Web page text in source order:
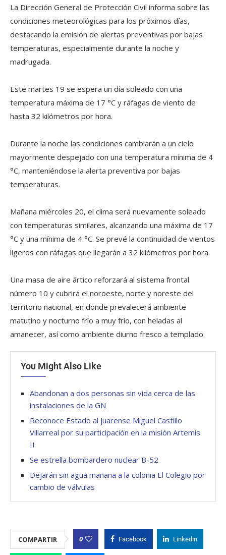
La Dirección General de Protección Civil informa sobre las
condiciones meteorológicas para los próximos días,
destacando la emisión de alertas preventivas por bajas
temperaturas, especialmente durante la noche y
madrugada.
Este martes 19 se espera un día soleado con una
temperatura máxima de 17 °C y ráfagas de viento de
hasta 32 kilómetros por hora.
Durante la noche las condiciones cambiarán a un cielo
mayormente despejado con una temperatura mínima de 4
°C, manteniéndose la alerta preventiva por bajas
temperaturas.
Mañana miércoles 20, el clima será nuevamente soleado
con temperaturas similares, alcanzando una máxima de 17
°C y una mínima de 4 °C. Se prevé la continuidad de vientos
ligeros con ráfagas que llegarán a 32 kilómetros por hora.
Una masa de aire ártico reforzará al sistema frontal
número 10 y cubrirá el noroeste, norte y noreste del
territorio nacional, en donde prevalecerá ambiente
matutino y nocturno frío a muy frío, con heladas al
amanecer, así como ambiente diurno fresco a templado.
You Might Also Like
Abandonan a dos personas sin vida cerca de las
instalaciones de la GN
Reconoce Estado al juarense Miguel Castillo
Villarreal por su participación en la misión Artemis
II
Se estrella bombardero nuclear B-52
Dejarán sin agua mañana a la colonia El Colegio por
cambio de válvulas
COMPARTIR 0 Facebook Linkedin